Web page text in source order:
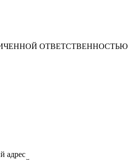
ОТВЕТСТВЕННОСТЬЮ
адрес